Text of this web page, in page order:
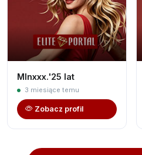
Mlnxxx.'25 lat
3 miesiące temu
Zobacz profil